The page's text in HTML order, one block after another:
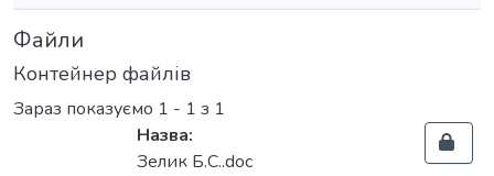
Файли
Контейнер файлів
Зараз показуємо 1 - 1 з 1
Назва:
Зелик Б.С..doc